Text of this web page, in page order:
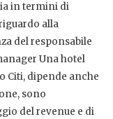
in termini di
alla
del responsabile
Una hotel
Citi, dipende anche
sono
del revenue e di